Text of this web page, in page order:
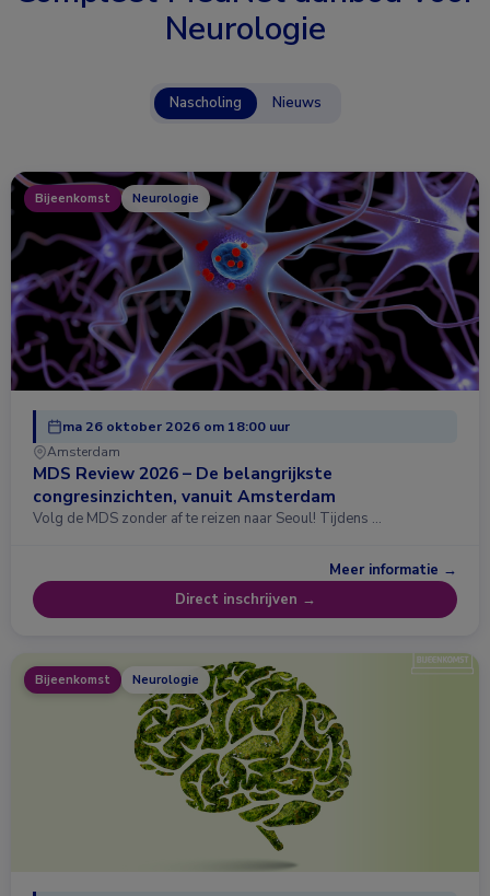
Neurologie
Nascholing Nieuws
Bijeenkomst Neurologie
ma 26 oktober 2026 om 18:00 uur
Amsterdam
MDS Review 2026 – De belangrijkste
congresinzichten, vanuit Amsterdam
Volg de MDS zonder af te reizen naar Seoul! Tijdens …
Meer informatie →
Direct inschrijven →
Bijeenkomst Neurologie